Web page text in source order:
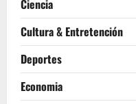
Ciencia
Cultura & Entretención
Deportes
Economia